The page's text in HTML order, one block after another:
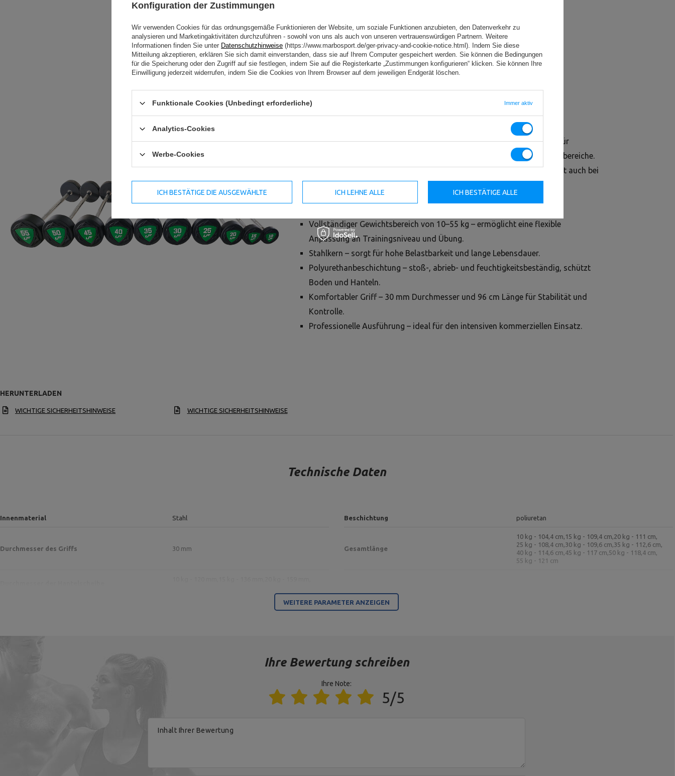
UpForm
2 157,19 €
1 833,61 €
Komplettes Set gerader Hanteln für professionelles Krafttraining. Ideal für
Fitnessstudios, kommerzielle Trainingsräume und funktionelle Trainingsbereiche.
Dank robuster Konstruktion und Polyurethanbeschichtung behält das Set auch bei
Wichtigste Vorteile:
Vollständiger Gewichtsbereich von 10–55 kg – ermöglicht eine flexible
Anpassung an Trainingsniveau und Übung.
Stahlkern – sorgt für hohe Belastbarkeit und lange Lebensdauer.
Polyurethanbeschichtung – stoß-, abrieb- und feuchtigkeitsbeständig, schützt
Boden und Hanteln.
Komfortabler Griff – 30 mm Durchmesser und 96 cm Länge für Stabilität und
Kontrolle.
Professionelle Ausführung – ideal für den intensiven kommerziellen Einsatz.
HERUNTERLADEN
WICHTIGE SICHERHEITSHINWEISE WICHTIGE SICHERHEITSHINWEISE
Technische Daten
Innenmaterial Stahl Beschichtung poliuretan
Durchmesser des Griffs 30 mm Gesamtlänge
10 kg - 104,4 cm, 15 kg - 109,4 cm,20 kg - 111 cm,
25 kg - 108,4 cm,30 kg - 109,6 cm,35 kg - 112,6 cm,
40 kg - 114,6 cm,45 kg - 117 cm,50 kg - 118,4 cm,
55 kg - 121 cm
Hersteller
MARBO Ulikowski Spółka Komandytowa
MARBO Ulikowski Spółka Komandytowa
WEITERE PARAMETER ANZEIGEN
Ihre Bewertung schreiben
Ihre Note:
5/5
Inhalt Ihrer Bewertung
Konfiguration der Zustimmungen
Wir verwenden Cookies für das ordnungsgemäße Funktionieren der Website, um soziale Funktionen anzubieten, den Datenverkehr zu
analysieren und Marketingaktivitäten durchzuführen - sowohl von uns als auch von unseren vertrauenswürdigen Partnern. Weitere
Informationen finden Sie unter Datenschutzhinweise (https://www.marbosport.de/ger-privacy-and-cookie-notice.html). Indem Sie diese
Mitteilung akzeptieren, erklären Sie sich damit einverstanden, dass sie auf Ihrem Computer gespeichert werden. Sie können die Bedingungen
für die Speicherung oder den Zugriff auf sie festlegen, indem Sie auf die Registerkarte „Zustimmungen konfigurieren“ klicken. Sie können Ihre
Einwilligung jederzeit widerrufen, indem Sie die Cookies von Ihrem Browser auf dem jeweiligen Endgerät löschen.
Funktionale Cookies (Unbedingt erforderliche) Immer aktiv
Analytics-Cookies
Werbe-Cookies
ICH BESTÄTIGE DIE AUSGEWÄHLTE ICH LEHNE ALLE ICH BESTÄTIGE ALLE